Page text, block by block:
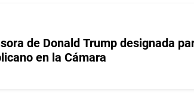
de Donald Trump designada
en la Cámara